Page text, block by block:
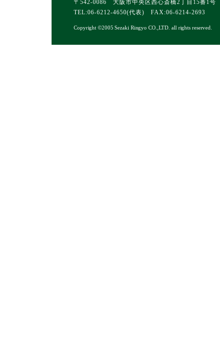
〒542-0086 大阪市中央区西心斎橋2丁目15番1号
TEL:06-6212-4650(代表) FAX:06-6214-2693
Copyright ©2005 Sezaki Ringyo CO.,LTD. all rights reserved.